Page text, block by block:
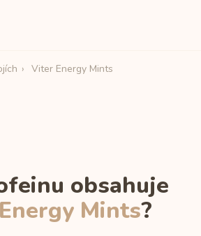
› Viter Energy Mints
obsahuje
Mints?